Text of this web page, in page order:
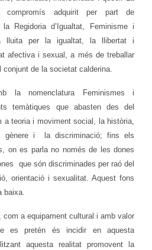
compromís adquirit per part de
Regidoria d’Igualtat, Feminisme i
lluita per la igualtat, la llibertat i
afectiva i sexual, a més de treballar
de la societat calderina.
la nomenclatura Feminismes i
temàtiques que abasten des del
teoria i moviment social, la història,
gènere i la discriminació; fins els
on es parla no només de les dones
que són discriminades per raó del
orientació i sexualitat. Aquest fons
baixa.
com a equipament cultural i amb valor
es pretén és incidir en aquesta
aquesta realitat promovent la